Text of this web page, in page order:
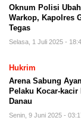
Oknum Polisi
Warkop, Kapolres
Tegas
Selasa, 1 Juli 2025 -
Hukrim
Arena Sabung
Pelaku Kocar-
Danau
Senin, 9 Juni 2025 -